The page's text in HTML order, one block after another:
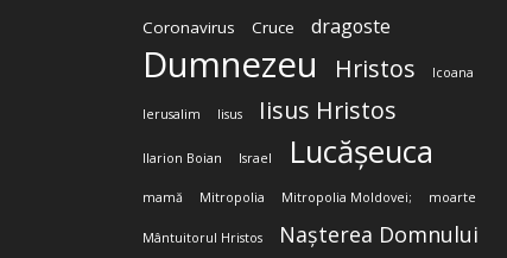
Coronavirus
Cruce dragoste
Dumnezeu Hristos Icoana
Ierusalim Iisus Iisus Hristos
Ilarion Boian Israel Lucășeuca
mamă Mitropolia Mitropolia Moldovei; moarte
Mântuitorul Hristos Nașterea Domnului